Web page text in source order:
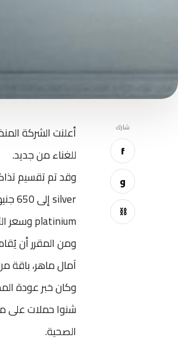
شارك
f
و
⛓
أعلنت الشركة
للغناء من جديد.
وقد تم تقسيم
platinium وسعر التذكرة فيها يبلغ 1500 جنيه.
آمال ماهر، باقة
وكان خبر عودة
شنوا حملات على
الصحية.